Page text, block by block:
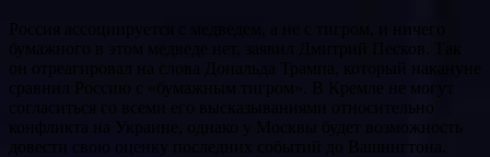
бумажного в этом медведе нет, заявил Дмитрий Песков. Так
он отреагировал на слова Дональда Трампа, который накануне
сравнил Россию с «бумажным тигром». В Кремле не могут
согласиться со всеми его высказываниями относительно
конфликта на Украине, однако у Москвы будет возможность
довести свою оценку последних событий до Вашингтона.